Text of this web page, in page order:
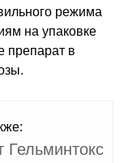
режима
на упаковке
препарат в
Гельминтокс